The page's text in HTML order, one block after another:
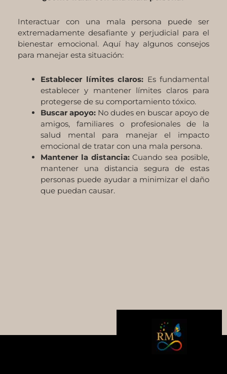
Interactuar con una mala persona puede ser
extremadamente desafiante y perjudicial para el
bienestar emocional. Aquí hay algunos consejos
para manejar esta situación:
Establecer límites claros: Es fundamental
establecer y mantener límites claros para
protegerse de su comportamiento tóxico.
Buscar apoyo: No dudes en buscar apoyo de
amigos, familiares o profesionales de la
salud mental para manejar el impacto
emocional de tratar con una mala persona.
Mantener la distancia:Cuando sea posible,
mantener una distancia segura de estas
personas puede ayudar a minimizar el daño
que puedan causar.